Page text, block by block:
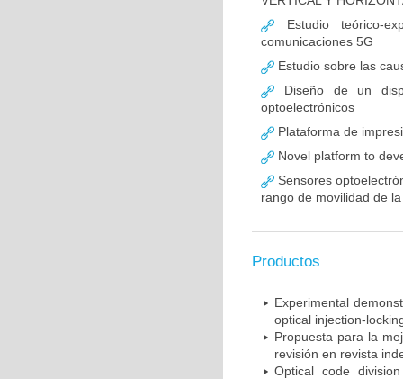
Estudio teórico-
comunicaciones 5G
Estudio sobre las
Diseño de un
optoelectrónicos
Plataforma de
Novel platform to
Sensores
rango de movilidad de
Productos
Experimental
optical injection-
Propuesta para la
revisión en revista
Optical code